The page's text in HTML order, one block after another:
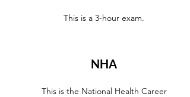
This is a 3-hour exam.
NHA
This is the National Health Career